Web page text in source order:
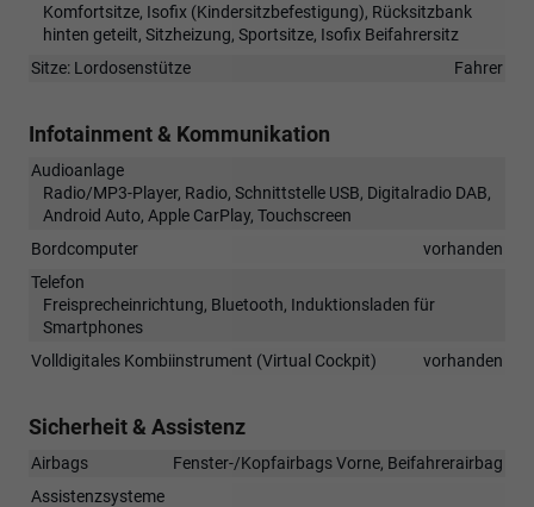
Komfortsitze, Isofix (Kindersitzbefestigung), Rücksitzbank
hinten geteilt, Sitzheizung, Sportsitze, Isofix Beifahrersitz
Sitze: Lordosenstütze
Fahrer
Infotainment & Kommunikation
Audioanlage
Radio/MP3-Player, Radio, Schnittstelle USB, Digitalradio DAB,
Android Auto, Apple CarPlay, Touchscreen
Bordcomputer
vorhanden
Telefon
Freisprecheinrichtung, Bluetooth, Induktionsladen für
Smartphones
Volldigitales Kombiinstrument (Virtual Cockpit)
vorhanden
Sicherheit & Assistenz
Airbags
Fenster-/Kopfairbags Vorne, Beifahrerairbag
Assistenzsysteme